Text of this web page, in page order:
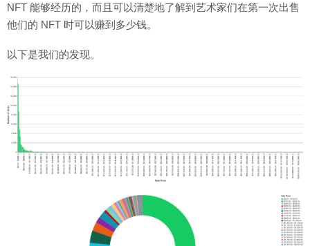
NFT 能够经历的，而且可以清楚地了解到艺术家们在第一次出售
他们的 NFT 时可以赚到多少钱。
以下是我们的发现。